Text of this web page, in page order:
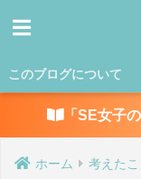
このブログについて
「SE女子
ホーム 考えたこ